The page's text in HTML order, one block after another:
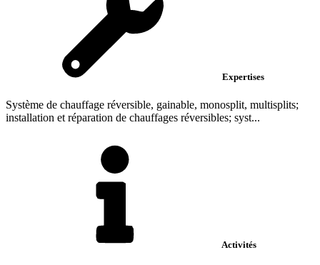
Expertises
Système de chauffage réversible, gainable, monosplit, multisplits;
installation et réparation de chauffages réversibles; syst...
Activités